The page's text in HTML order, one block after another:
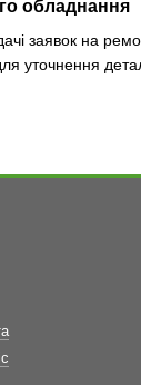
обладнання
заявок на
уточнення